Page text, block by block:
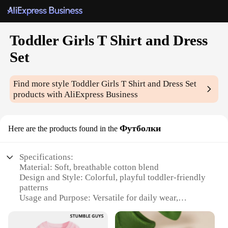
Toddler Girls T Shirt and Dress
Set
Find more styleToddler Girls T Shirt and Dress Set
products with AliExpress Business
Here are the products found in the Футболки
Specifications:
Material: Soft, breathable cotton blend
Design and Style: Colorful, playful toddler-friendly
patterns
Usage and Purpose: Versatile for daily wear,
Shape or Size: Comfortable fit for toddler girls, with